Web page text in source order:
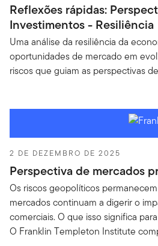
Reflexões rápidas:
Investimentos - Resiliência
Uma análise da resiliência da
oportunidades de mercado em
riscos que guiam as perspectivas
2 DE DEZEMBRO DE 2025
Perspectiva de mercados
Os riscos geopolíticos
mercados continuam a digerir o
comerciais. O que isso significa
O Franklin Templeton Institute